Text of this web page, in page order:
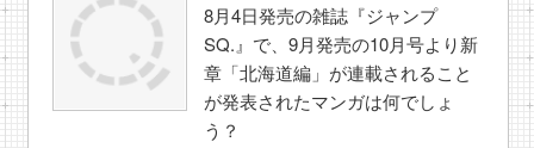
8月4日発売の雑誌『ジャンプ
SQ.』で、9月発売の10月号より新
章「北海道編」が連載されること
が発表されたマンガは何でしょ
う？